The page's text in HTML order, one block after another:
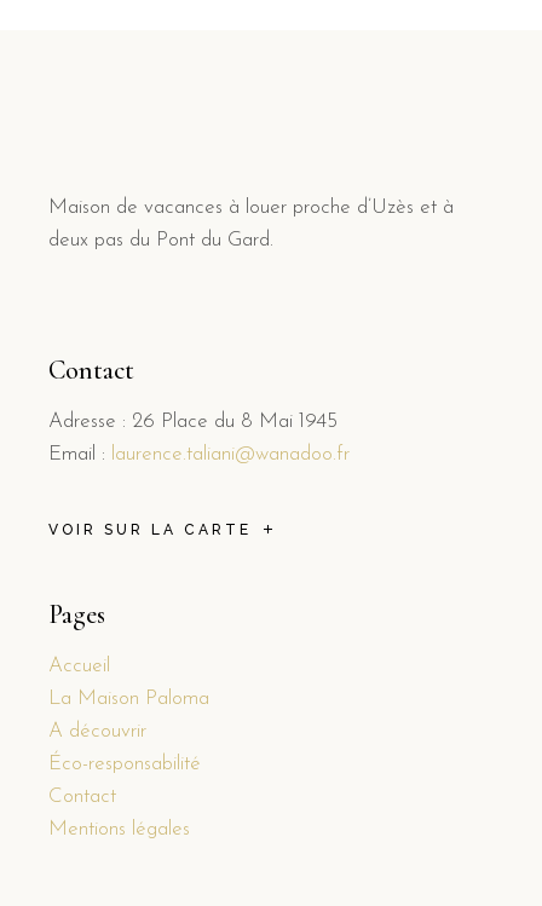
Maison de vacances à louer proche d’Uzès et à
deux pas du Pont du Gard.
Contact
Adresse : 26 Place du 8 Mai 1945
Email : laurence.taliani@wanadoo.fr
VOIR SUR LA CARTE
Pages
Accueil
La Maison Paloma
A découvrir
Éco-responsabilité
Contact
Mentions légales